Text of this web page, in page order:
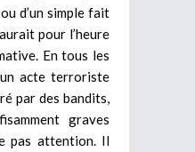
d’un simple fait
pour l’heure
En tous les
acte terroriste
par des bandits,
graves
pas attention. Il